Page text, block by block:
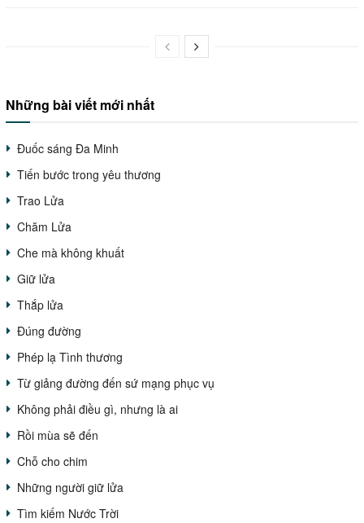
Những bài viết mới nhất
Đuốc sáng Đa Minh
Tiến bước trong yêu thương
Trao Lửa
Chăm Lửa
Che mà không khuất
Giữ lửa
Thắp lửa
Đúng đường
Phép lạ Tình thương
Từ giảng đường đến sứ mạng phục vụ
Không phải điều gì, nhưng là ai
Rồi mùa sẽ đến
Chỗ cho chim
Những người giữ lửa
Tìm kiếm Nước Trời